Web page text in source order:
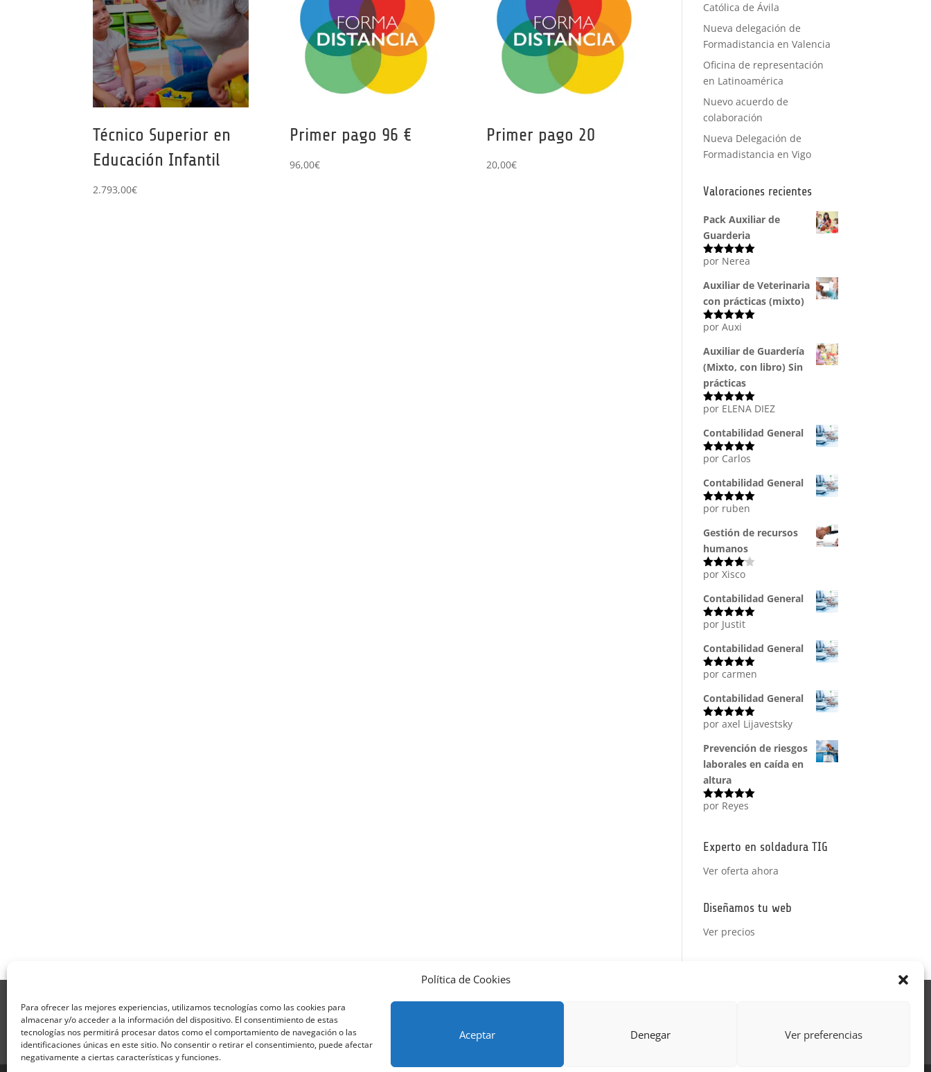
Política de Cookies
Para ofrecer las mejores experiencias, utilizamos tecnologías como las cookies para
almacenar y/o acceder a la información del dispositivo. El consentimiento de estas
tecnologías nos permitirá procesar datos como el comportamiento de navegación o las
identificaciones únicas en este sitio. No consentir o retirar el consentimiento, puede afectar
negativamente a ciertas características y funciones.
Aceptar Denegar Ver preferencias
Técnico Superior en
Educación Infantil
2.793,00€
Primer pago 96 €
96,00€
Primer pago 20
20,00€
Católica de Ávila
Nueva delegación de
Formadistancia en Valencia
Oficina de representación
en Latinoamérica
Nuevo acuerdo de
colaboración
Nueva Delegación de
Formadistancia en Vigo
Valoraciones recientes
Pack Auxiliar de
Guarderia
Valorado
por Nerea
Auxiliar de Veterinaria
con prácticas (mixto)
Valorado
por Auxi
Auxiliar de Guardería
(Mixto, con libro) Sin
prácticas
Valorado
por ELENA DIEZ
Contabilidad General
Valorado
por Carlos
Contabilidad General
Valorado
por ruben
Gestión de recursos
humanos
Valorado
5
por Xisco
Contabilidad General
Valorado
por Justit
Contabilidad General
Valorado
por carmen
Contabilidad General
Valorado
por axel Lijavestsky
Prevención de riesgos
laborales en caída en
altura
Valorado
por Reyes
Experto en soldadura TIG
Ver oferta ahora
Diseñamos tu web
Ver precios
Términos y condiciones – Contrato de matrícula
Política de Cookies
Formulario de Datos necesarios para alta
Métodos de pago SEQURA
Formulario de responsabilidad de APPCC
Plantilla formación bonificada Formación Obligatoria según Sector
Formulario uso de imagen
Encuesta
Contacto Centros colaboradores